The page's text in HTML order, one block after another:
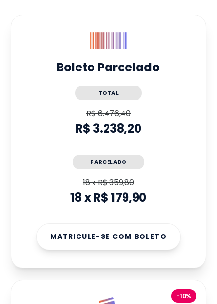
Boleto Parcelado
TOTAL
R$ 6.476,40
R$ 3.238,20
PARCELADO
18xR$ 359,80
18xR$ 179,90
MATRICULE-SE COM BOLETO
-10%